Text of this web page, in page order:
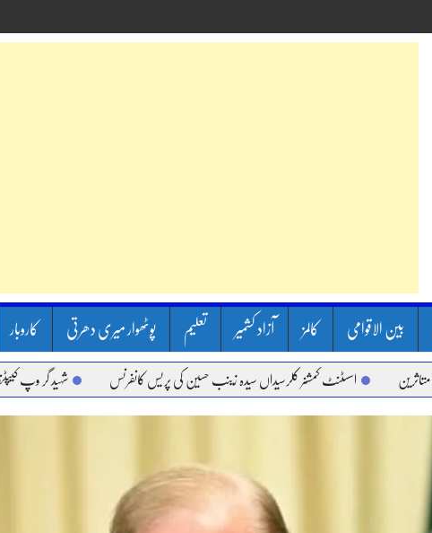
بین الاقوامی کالمز آزاد کشمیر تعلیم پوٹھوار میری دھرتی کاروبار
اسسٹنٹ کمشنر کلرسیداں سیدہ زینب حسین کی پریس کانفرنس شہید گر وپ کیپٹنعاصم